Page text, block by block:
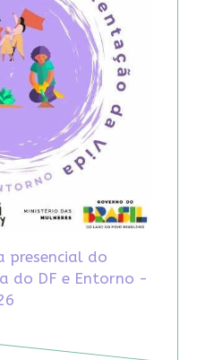
presencial do
do DF e Entorno -